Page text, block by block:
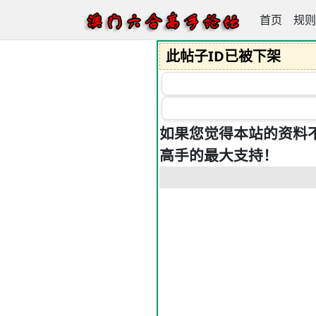
首页 规则
澳门六合
此帖子ID已被下架
如果您觉得本站的资料
高手的最大支持！